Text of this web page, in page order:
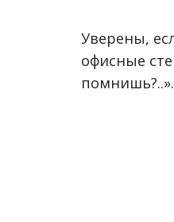
Уверены,
офисные
помнишь?..».